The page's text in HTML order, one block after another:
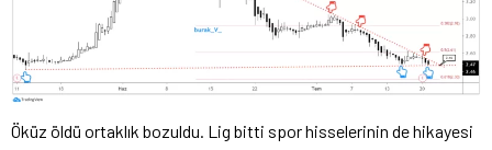
Öküz öldü ortaklık bozuldu. Lig bitti spor hisselerinin de hikayesi